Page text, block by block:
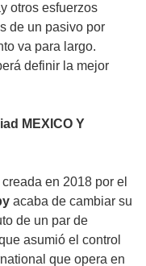
otros esfuerzos
de un pasivo por
va para largo.
definir la mejor
MEXICO Y
en 2018 por el
acaba de cambiar su
de un par de
asumió el control
que opera en